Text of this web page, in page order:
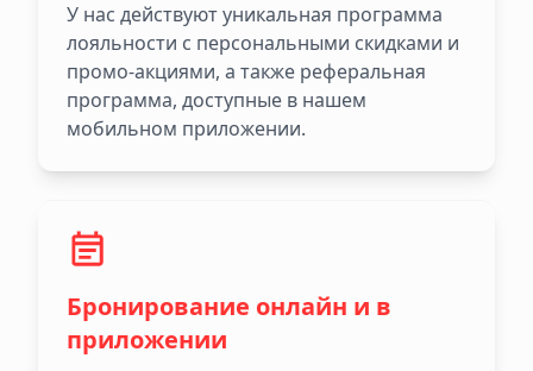
У нас действуют уникальная программа
лояльности с персональными скидками и
промо-акциями, а также реферальная
программа, доступные в нашем
мобильном приложении.
Бронирование онлайн и в
приложении